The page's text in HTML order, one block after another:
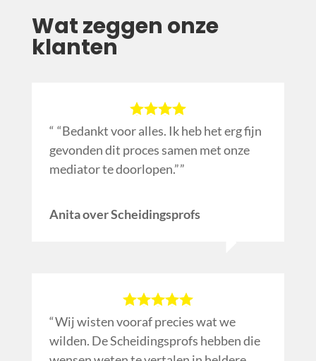
Wat zeggen onze
klanten
“Bedankt voor alles. Ik heb het erg fijn
gevonden dit proces samen met onze
mediator te doorlopen.”
Anita over Scheidingsprofs
Wij wisten vooraf precies wat we
wilden. De Scheidingsprofs hebben die